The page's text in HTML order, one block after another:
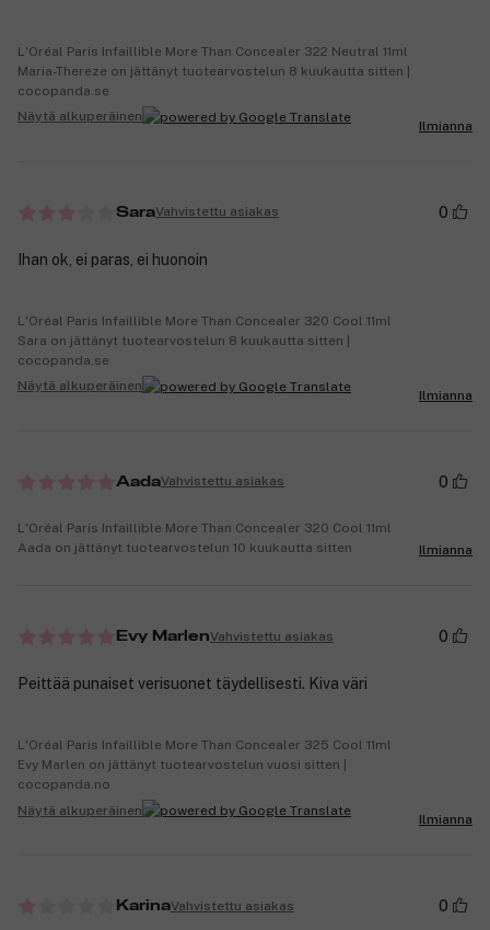
L'Oréal Paris Infaillible More Than Concealer 322 Neutral 11ml
Maria-Thereze on jättänyt tuotearvostelun 8 kuukautta sitten |
cocopanda.se
Näytä alkuperäinen
Ilmianna
SaraVahvistettu asiakas 0
Ihan ok, ei paras, ei huonoin
L'Oréal Paris Infaillible More Than Concealer 320 Cool 11ml
Sara on jättänyt tuotearvostelun 8 kuukautta sitten |
cocopanda.se
Näytä alkuperäinen
Ilmianna
AadaVahvistettu asiakas 0
L'Oréal Paris Infaillible More Than Concealer 320 Cool 11ml
Aada on jättänyt tuotearvostelun 10 kuukautta sitten
Ilmianna
Evy MarlenVahvistettu asiakas 0
Peittää punaiset verisuonet täydellisesti. Kiva väri
L'Oréal Paris Infaillible More Than Concealer 325 Cool 11ml
Evy Marlen on jättänyt tuotearvostelun vuosi sitten |
cocopanda.no
Näytä alkuperäinen
Ilmianna
KarinaVahvistettu asiakas 0